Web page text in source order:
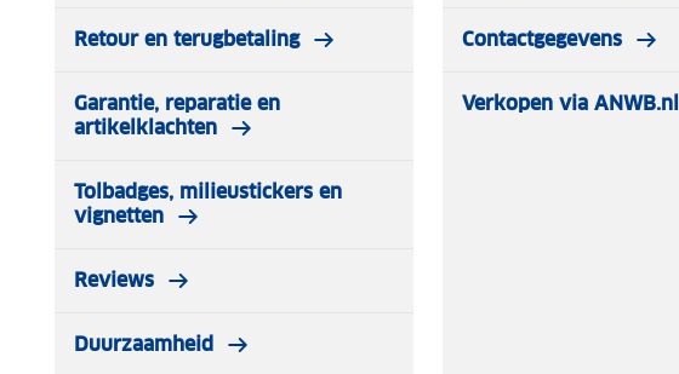
Retour en terugbetaling
Garantie, reparatie en
artikelklachten
Tolbadges, milieustickers en
vignetten
Reviews
Duurzaamheid
Contactgegevens
Verkopen via ANWB.nl